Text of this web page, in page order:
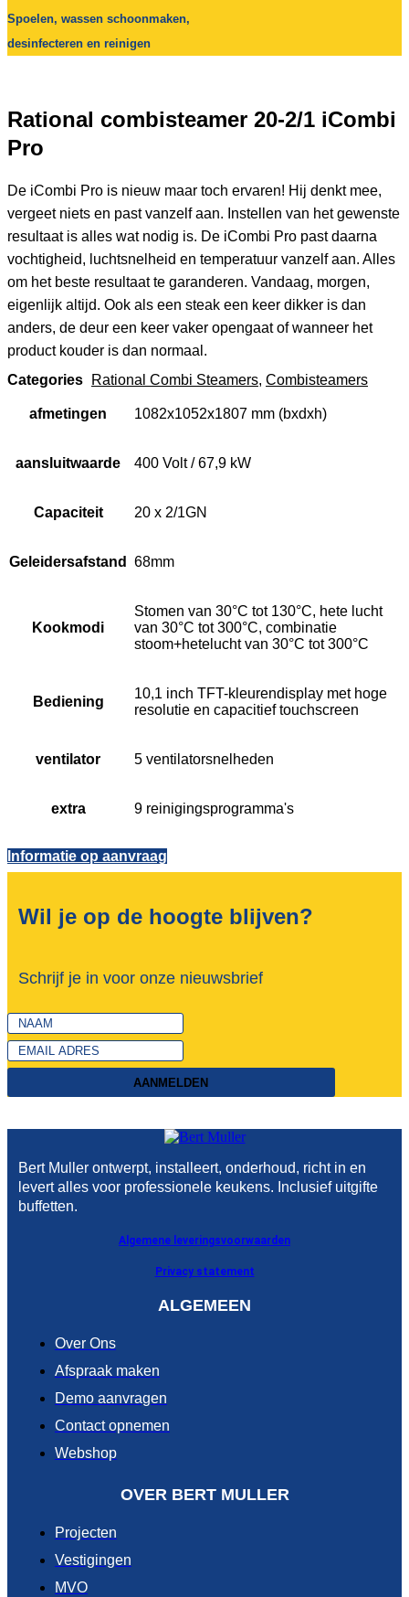
Spoelen, wassen schoonmaken,
desinfecteren en reinigen
Rational combisteamer 20-2/1 iCombi
Pro
De iCombi Pro is nieuw maar toch ervaren! Hij denkt mee,
vergeet niets en past vanzelf aan. Instellen van het gewenste
resultaat is alles wat nodig is. De iCombi Pro past daarna
vochtigheid, luchtsnelheid en temperatuur vanzelf aan. Alles
om het beste resultaat te garanderen. Vandaag, morgen,
eigenlijk altijd. Ook als een steak een keer dikker is dan
anders, de deur een keer vaker opengaat of wanneer het
product kouder is dan normaal.
Categories
Rational Combi Steamers, Combisteamers
afmetingen 1082x1052x1807 mm (bxdxh)
aansluitwaarde 400 Volt / 67,9 kW
Capaciteit 20 x 2/1GN
Geleidersafstand 68mm
Kookmodi
Stomen van 30°C tot 130°C, hete lucht
van 30°C tot 300°C, combinatie
stoom+hetelucht van 30°C tot 300°C
Bediening
10,1 inch TFT-kleurendisplay met hoge
resolutie en capacitief touchscreen
ventilator 5 ventilatorsnelheden
extra 9 reinigingsprogramma's
Informatie op aanvraag
Wil je op de hoogte blijven?
Schrijf je in voor onze nieuwsbrief
AANMELDEN
Bert Muller ontwerpt, installeert, onderhoud, richt in en
levert alles voor professionele keukens. Inclusief uitgifte
buffetten.
Algemene leveringsvoorwaarden
Privacy statement
ALGEMEEN
Over Ons
Afspraak maken
Demo aanvragen
Contact opnemen
Webshop
OVER BERT MULLER
Projecten
Vestigingen
MVO